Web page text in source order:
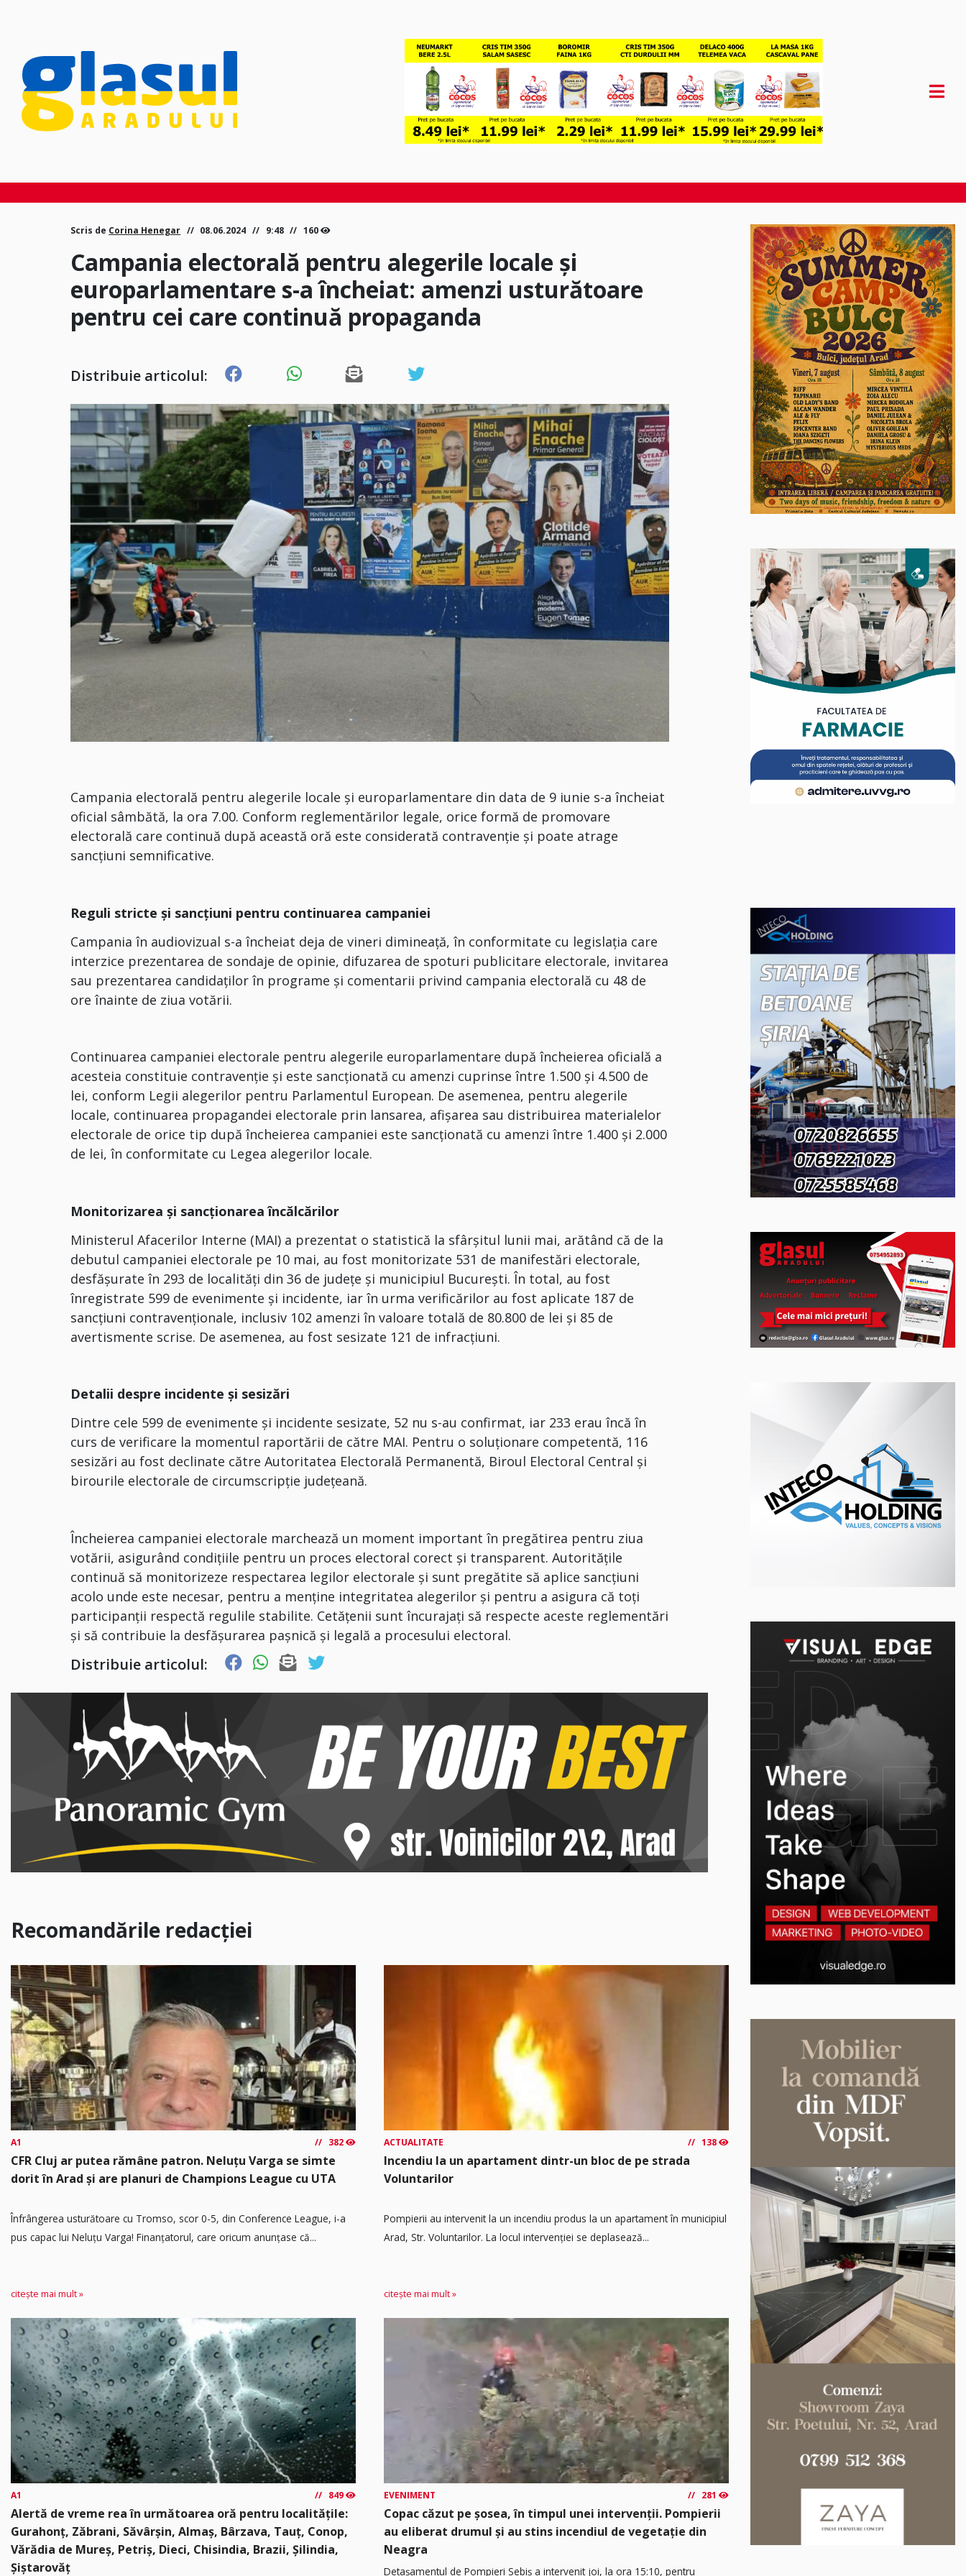
Scris de Corina Henegar 08.06.2024 9:48 160
Campania electorală pentru alegerile locale și
europarlamentare s-a încheiat: amenzi usturătoare
pentru cei care continuă propaganda
Distribuie articolul:
Campania electorală pentru alegerile locale și europarlamentare din data de 9 iunie s-a încheiat
oficial sâmbătă, la ora 7.00. Conform reglementărilor legale, orice formă de promovare
electorală care continuă după această oră este considerată contravenție și poate atrage
sancțiuni semnificative.
Reguli stricte și sancțiuni pentru continuarea campaniei
Campania în audiovizual s-a încheiat deja de vineri dimineață, în conformitate cu legislația care
interzice prezentarea de sondaje de opinie, difuzarea de spoturi publicitare electorale, invitarea
sau prezentarea candidaților în programe și comentarii privind campania electorală cu 48 de
ore înainte de ziua votării.
Continuarea campaniei electorale pentru alegerile europarlamentare după încheierea oficială a
acesteia constituie contravenție și este sancționată cu amenzi cuprinse între 1.500 și 4.500 de
lei, conform Legii alegerilor pentru Parlamentul European. De asemenea, pentru alegerile
locale, continuarea propagandei electorale prin lansarea, afișarea sau distribuirea materialelor
electorale de orice tip după încheierea campaniei este sancționată cu amenzi între 1.400 și 2.000
de lei, în conformitate cu Legea alegerilor locale.
Monitorizarea și sancționarea încălcărilor
Ministerul Afacerilor Interne (MAI) a prezentat o statistică la sfârșitul lunii mai, arătând că de la
debutul campaniei electorale pe 10 mai, au fost monitorizate 531 de manifestări electorale,
desfășurate în 293 de localități din 36 de județe și municipiul București. În total, au fost
înregistrate 599 de evenimente și incidente, iar în urma verificărilor au fost aplicate 187 de
sancțiuni contravenționale, inclusiv 102 amenzi în valoare totală de 80.800 de lei și 85 de
avertismente scrise. De asemenea, au fost sesizate 121 de infracțiuni.
Detalii despre incidente și sesizări
Dintre cele 599 de evenimente și incidente sesizate, 52 nu s-au confirmat, iar 233 erau încă în
curs de verificare la momentul raportării de către MAI. Pentru o soluționare competentă, 116
sesizări au fost declinate către Autoritatea Electorală Permanentă, Biroul Electoral Central și
birourile electorale de circumscripție județeană.
Încheierea campaniei electorale marchează un moment important în pregătirea pentru ziua
votării, asigurând condițiile pentru un proces electoral corect și transparent. Autoritățile
continuă să monitorizeze respectarea legilor electorale și sunt pregătite să aplice sancțiuni
acolo unde este necesar, pentru a menține integritatea alegerilor și pentru a asigura că toți
participanții respectă regulile stabilite. Cetățenii sunt încurajați să respecte aceste reglementări
și să contribuie la desfășurarea pașnică și legală a procesului electoral.
Distribuie articolul:
Recomandările redacției
A1 382
CFR Cluj ar putea rămâne patron. Neluțu Varga se simte
dorit în Arad și are planuri de Champions League cu UTA
Înfrângerea usturătoare cu Tromso, scor 0-5, din Conference League, i-a
pus capac lui Neluțu Varga! Finanțatorul, care oricum anunțase că...
citește mai mult »
ACTUALITATE 138
Incendiu la un apartament dintr-un bloc de pe strada
Voluntarilor
Pompierii au intervenit la un incendiu produs la un apartament în municipiul
Arad, Str. Voluntarilor. La locul intervenției se deplasează...
citește mai mult »
A1 849
Alertă de vreme rea în următoarea oră pentru localitățile:
Gurahonț, Zăbrani, Săvârșin, Almaș, Bârzava, Tauț, Conop,
Vărădia de Mureș, Petriș, Dieci, Chisindia, Brazii, Șilindia,
Șiștarovăț
EVENIMENT 281
Copac căzut pe șosea, în timpul unei intervenții. Pompierii
au eliberat drumul și au stins incendiul de vegetație din
Neagra
Detașamentul de Pompieri Sebiș a intervenit joi, la ora 15:10, pentru